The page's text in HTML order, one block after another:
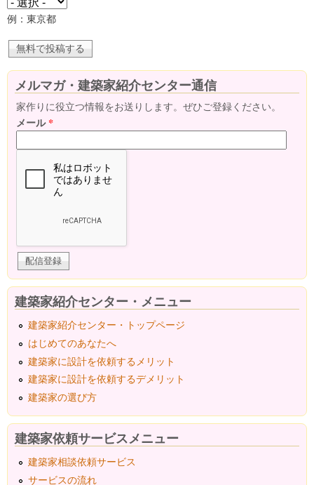
例：東京都
メルマガ・建築家紹介センター通信
家作りに役立つ情報をお送りします。ぜひご登録ください。
メール*
建築家紹介センター・メニュー
建築家紹介センター・トップページ
はじめてのあなたへ
建築家に設計を依頼するメリット
建築家に設計を依頼するデメリット
建築家の選び方
建築家依頼サービスメニュー
建築家相談依頼サービス
サービスの流れ